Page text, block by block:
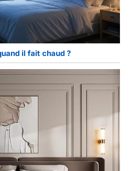
il fait chaud ?